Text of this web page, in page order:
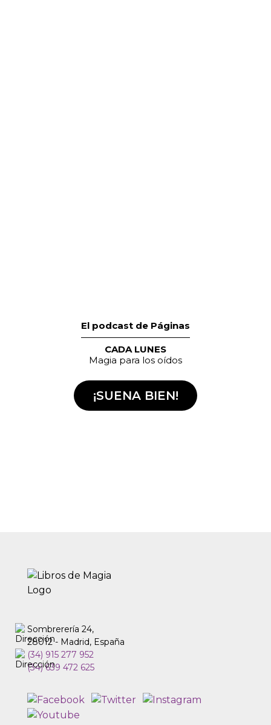
El podcast de Páginas
CADA LUNES
Magia para los oídos
¡SUENA BIEN!
Sombrerería 24,
28012 - Madrid, España
(34) 915 277 952
(34) 639 472 625